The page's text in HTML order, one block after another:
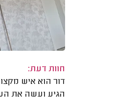
חוות דעת:
דור הוא איש
הגיע ועשה את